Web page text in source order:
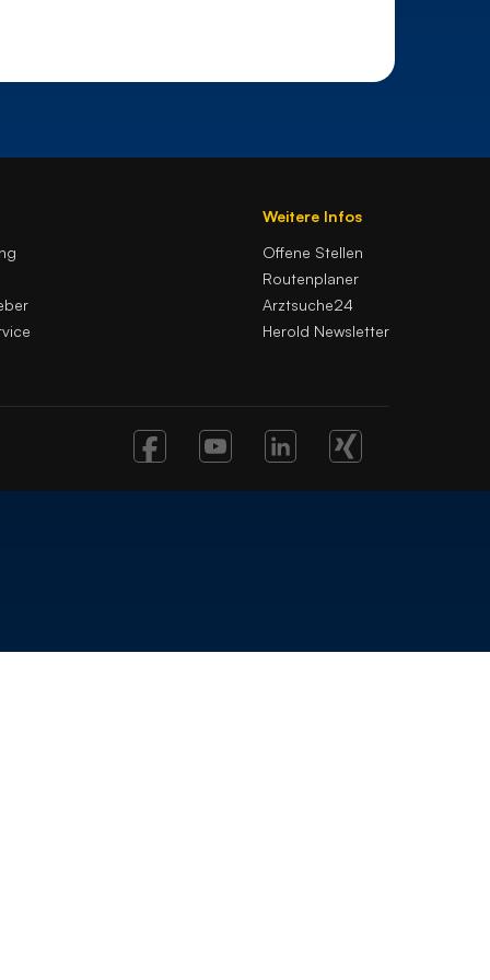
Weitere Infos
Offene Stellen
Routenplaner
Arztsuche24
Herold Newsletter